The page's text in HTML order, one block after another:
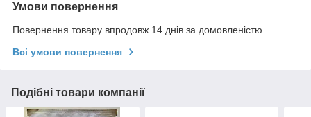
Умови повернення
Повернення товару впродовж 14 днів за домовленістю
Всі умови повернення
Подібні товари компанії